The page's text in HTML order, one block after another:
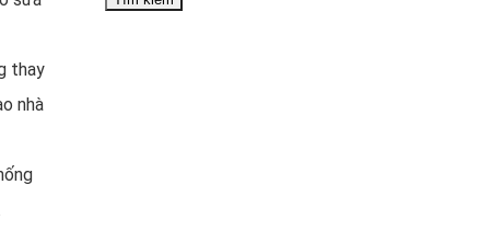
thay
nhà